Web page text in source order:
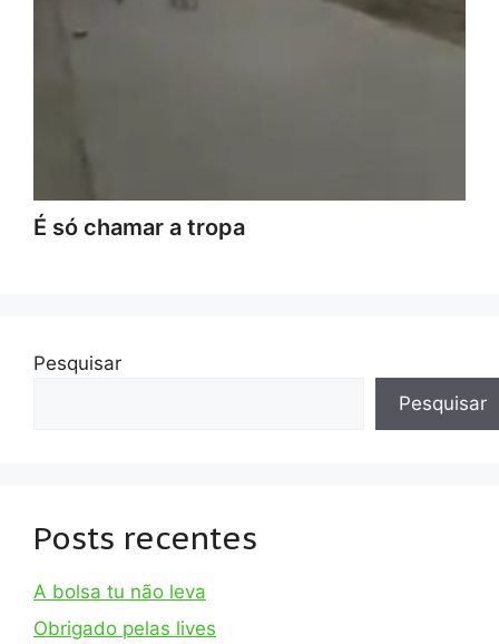
É só chamar a tropa
Pesquisar
Pesquisar
Posts recentes
A bolsa tu não leva
Obrigado pelas lives